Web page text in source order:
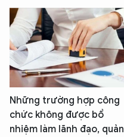
Những trường hợp công
chức không được bổ
nhiệm làm lãnh đạo, quản